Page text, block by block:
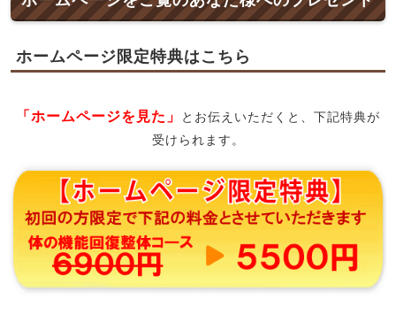
ホームページ限定特典はこちら
「ホームページを見た」
とお伝えいただくと、下記特典が
受けられます。